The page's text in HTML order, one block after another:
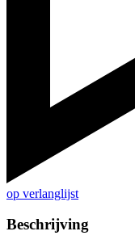
op verlanglijst
Beschrijving